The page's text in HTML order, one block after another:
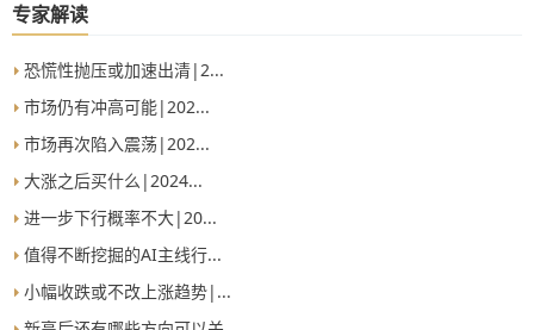
专家解读
恐慌性抛压或加速出清|2...
市场仍有冲高可能|202...
市场再次陷入震荡|202...
大涨之后买什么|2024...
进一步下行概率不大|20...
值得不断挖掘的AI主线行...
小幅收跌或不改上涨趋势|...